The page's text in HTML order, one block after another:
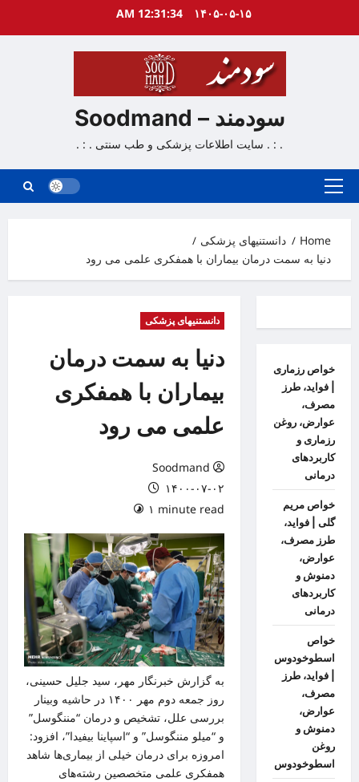
۱۴۰۵-۰۵-۱۵ 12:31:35 AM
سودمند – Soodmand
. : . سایت اطلاعات پزشکی و طب سنتی . : .
Primary
Home
دانستنیهای پزشکی
دنیا به سمت درمان بیماران‌ با همفکری علمی می رود
دانستنیهای پزشکی
دنیا به سمت درمان
بیماران‌ با همفکری
علمی می رود
Soodmand
۱۴۰۰-۰۷-۰۲
۱ minute read
به گزارش خبرنگار مهر ، سید جلیل حسینی،
روز جمعه دوم مهر ۱۴۰۰ در حاشیه
وبینار
بررسی علل، تشخیص و درمان “مننگوسل”
و “میلو مننگوسل” و “اسپاینا بیفیدا”، افزود:
امروزه برای درمان خیلی از بیماری‌ها شاهد
همفکری علمی متخصصین رشته‌های
خواص رزماری
| فواید، طرز
مصرف،
عوارض، روغن
رزماری و
کاربردهای
درمانی
خواص مریم
گلی | فواید،
طرز مصرف،
عوارض،
دمنوش و
کاربردهای
درمانی
خواص
اسطوخودوس
| فواید، طرز
مصرف،
عوارض،
دمنوش و
روغن
اسطوخودوس